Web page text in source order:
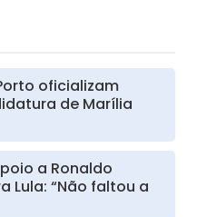
oficializam
de Marília
a Ronaldo
Lula: “Não faltou a